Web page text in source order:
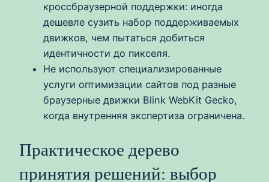
кроссбраузерной поддержки: иногда
дешевле сузить набор поддерживаемых
движков, чем пытаться добиться
идентичности до пикселя.
Не используют специализированные
услуги оптимизации сайтов под разные
браузерные движки Blink WebKit Gecko,
когда внутренняя экспертиза ограничена.
Практическое дерево
принятия решений: выбор